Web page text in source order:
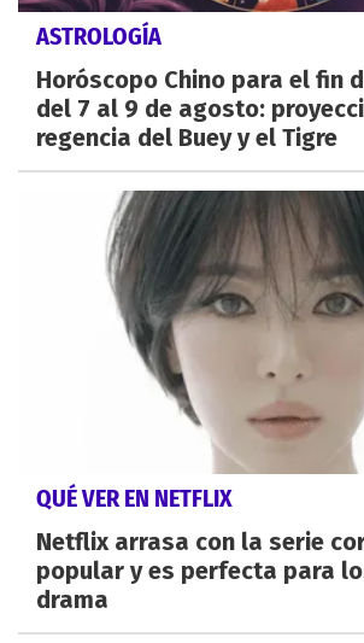
ASTROLOGÍA
Horóscopo Chino para el fin
del 7 al 9 de agosto:
regencia del Buey y el Tigre
QUÉ VER EN NETFLIX
Netflix arrasa con la serie
popular y es perfecta para
drama